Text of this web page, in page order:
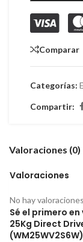
Comparar
Categorías:
Compartir:
Valoraciones (0)
Valoraciones
No hay
Sé el primero
25Kg Direct